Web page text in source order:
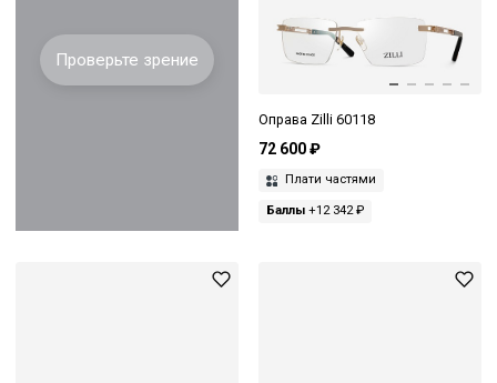
Проверьте зрение
Оправа Zilli 60118
72 600 ₽
Плати частями
Баллы+12 342 ₽